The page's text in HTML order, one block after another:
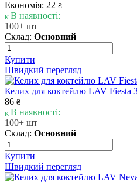
Економія: 22 ₴
В наявності:
100+ шт
Склад: Основний
Купити
Швидкий перегляд
Келих для коктейлю LAV Fiesta
86 ₴
В наявності:
100+ шт
Склад: Основний
Купити
Швидкий перегляд